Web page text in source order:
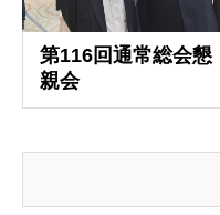
第116回通常総会懇
親会